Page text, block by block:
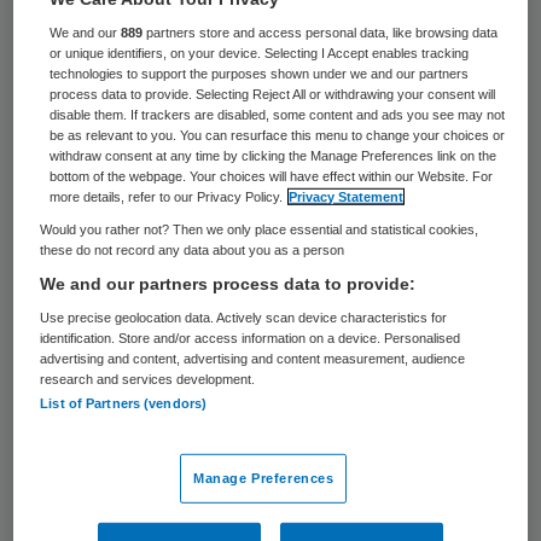
Het herstellen van borsten met eigen
vetweefsel van de patiënt kan onder
voorwaarden in het basispakket. Dat heeft
het Zorginstituut deze week vastgesteld.
De Nederlandse Vereniging voor Plastische
Chirurgie (NVPC) en de Borstkanker
Vereniging Nederland (BVN) spreken van
een “doorbraak voor borstkankerpatiënten”.
Aanvankelijk waren er namelijk vraagtekens
bij deze techniek. Die is echter vooral een
waardevolle aanvulling op de behandeling
voor vrouwen die een borstsparende
operatie wegens borstkanker hebben
ondergaan, zeggen de organisaties. Het
We and our889 partners store and access personal data, like browsing data
or unique identifiers, on your device. Selecting I Accept enables tracking
technologies to support the purposes shown under we and our partners
process data to provide. Selecting Reject All or withdrawing your consent will
disable them. If trackers are disabled, some content and ads you see may not
be as relevant to you. You can resurface this menu to change your choices or
withdraw consent at any time by clicking the Manage Preferences link on the
bottom of the webpage. Your choices will have effect within our Website. For
more details, refer to our Privacy Policy.
Privacy Statement
Would you rather not? Then we only place essential and statistical cookies,
these do not record any data about you as a person
We and our partners process data to provide:
Use precise geolocation data. Actively scan device characteristics for
identification. Store and/or access information on a device. Personalised
advertising and content, advertising and content measurement, audience
research and services development.
List of Partners (vendors)
Manage Preferences